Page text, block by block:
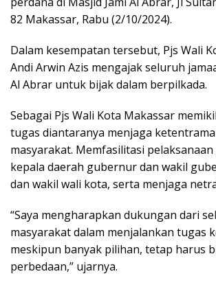
82 Makassar, Rabu (2/10/2024).
Dalam kesempatan tersebut, Pjs Wali
Andi Arwin Azis mengajak seluruh
Al Abrar untuk bijak dalam berpilkada.
Sebagai Pjs Wali Kota Makassar
tugas diantaranya menjaga
masyarakat. Memfasilitasi
kepala daerah gubernur dan wakil
dan wakil wali kota, serta menjaga
“Saya mengharapkan dukungan dari
masyarakat dalam menjalankan tugas
meskipun banyak pilihan, tetap harus
perbedaan,” ujarnya.